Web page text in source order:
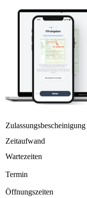
Zulassungsbescheinigung
Zeitaufwand
Wartezeiten
Termin
Öffnungszeiten